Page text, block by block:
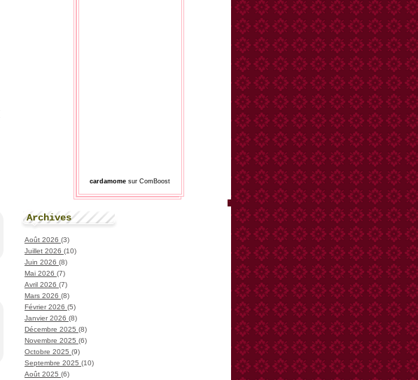
cardamome sur ComBoost
Archives
Août 2026 (3)
Juillet 2026 (10)
Juin 2026 (8)
Mai 2026 (7)
Avril 2026 (7)
Mars 2026 (8)
Février 2026 (5)
Janvier 2026 (8)
Décembre 2025 (8)
Novembre 2025 (6)
Octobre 2025 (9)
Septembre 2025 (10)
Août 2025 (6)